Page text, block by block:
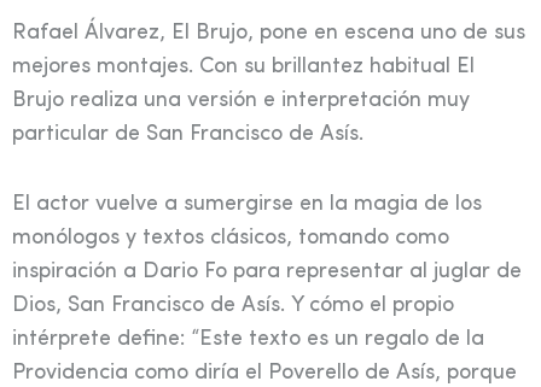
Rafael Álvarez, El Brujo, pone en escena uno de sus
mejores montajes. Con su brillantez habitual El
Brujo realiza una versión e interpretación muy
particular de San Francisco de Asís.
El actor vuelve a sumergirse en la magia de los
monólogos y textos clásicos, tomando como
inspiración a Dario Fo para representar al juglar de
Dios, San Francisco de Asís. Y cómo el propio
intérprete define: “Este texto es un regalo de la
Providencia como diría el Poverello de Asís, porque